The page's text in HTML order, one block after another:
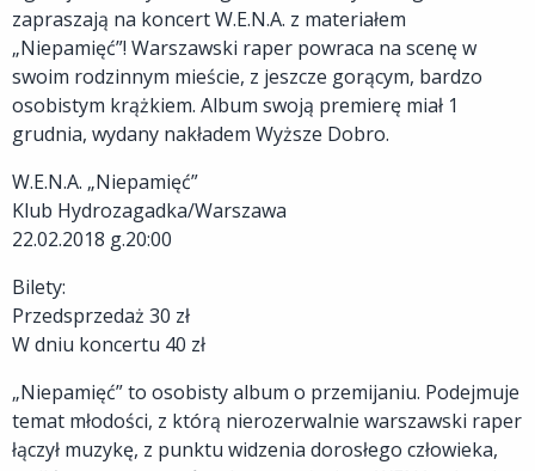
zapraszają na koncert W.E.N.A. z materiałem
„Niepamięć”! Warszawski raper powraca na scenę w
swoim rodzinnym mieście, z jeszcze gorącym, bardzo
osobistym krążkiem. Album swoją premierę miał 1
grudnia, wydany nakładem Wyższe Dobro.
W.E.N.A. „Niepamięć”
Klub Hydrozagadka/Warszawa
22.02.2018 g.20:00
Bilety:
Przedsprzedaż 30 zł
W dniu koncertu 40 zł
„Niepamięć” to osobisty album o przemijaniu. Podejmuje
temat młodości, z którą nierozerwalnie warszawski raper
łączył muzykę, z punktu widzenia dorosłego człowieka,